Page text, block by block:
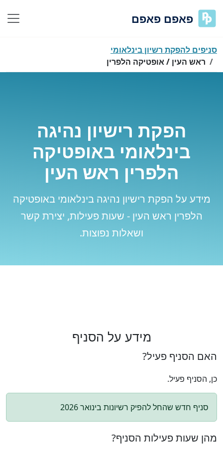
פאפם פאפם
סניפים להפקת רשיון בינלאומי
ראש העין / אופטיקה הלפרין
הפקת רישיון נהיגה
בינלאומי באופטיקה
הלפרין ראש העין
מידע על הפקת רישיון נהיגה בינלאומי באופטיקה
הלפרין ראש העין - שעות פעילות, יצירת קשר
ושאלות נפוצות.
מידע על הסניף
האם הסניף פעיל?
כן, הסניף פעיל.
סניף חדש שהחל להפיק רשיונות בינואר 2026
מהן שעות פעילות הסניף?